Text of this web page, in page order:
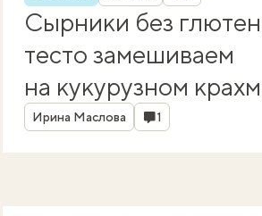
Сырники без
тесто замешиваем
на кукурузном
Автор
Ирина Маслова Комментарии
1